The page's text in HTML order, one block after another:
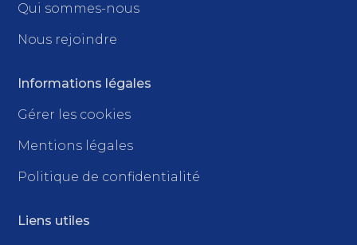
Qui sommes-nous
Nous rejoindre
Informations légales
Gérer les cookies
Mentions légales
Politique de confidentialité
Liens utiles